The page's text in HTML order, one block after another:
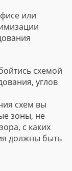
или
схемой
углов
схем вы
зоны, не
с каких
должны быть